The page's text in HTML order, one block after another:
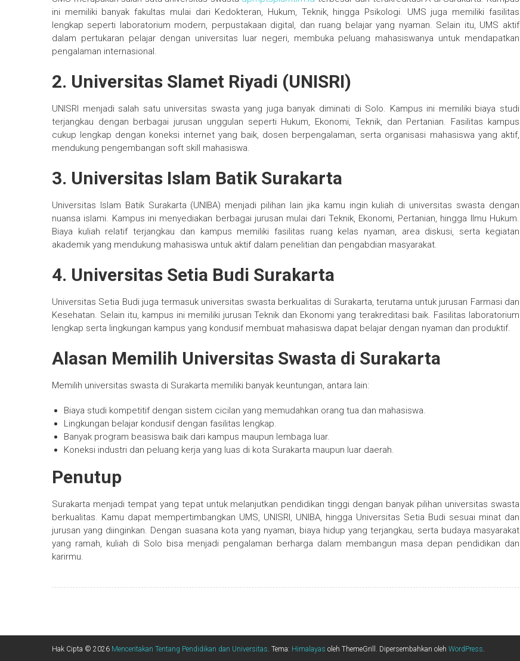
ini memiliki banyak fakultas mulai dari Kedokteran, Hukum, Teknik, hingga Psikologi. UMS juga memiliki fasilitas
lengkap seperti laboratorium modern, perpustakaan digital, dan ruang belajar yang nyaman. Selain itu, UMS aktif
dalam pertukaran pelajar dengan universitas luar negeri, membuka peluang mahasiswanya untuk mendapatkan
pengalaman internasional.
2. Universitas Slamet Riyadi (UNISRI)
UNISRI menjadi salah satu universitas swasta yang juga banyak diminati di Solo. Kampus ini memiliki biaya studi
terjangkau dengan berbagai jurusan unggulan seperti Hukum, Ekonomi, Teknik, dan Pertanian. Fasilitas kampus
cukup lengkap dengan koneksi internet yang baik, dosen berpengalaman, serta organisasi mahasiswa yang aktif,
mendukung pengembangan soft skill mahasiswa.
3. Universitas Islam Batik Surakarta
Universitas Islam Batik Surakarta (UNIBA) menjadi pilihan lain jika kamu ingin kuliah di universitas swasta dengan
nuansa islami. Kampus ini menyediakan berbagai jurusan mulai dari Teknik, Ekonomi, Pertanian, hingga Ilmu Hukum.
Biaya kuliah relatif terjangkau dan kampus memiliki fasilitas ruang kelas nyaman, area diskusi, serta kegiatan
akademik yang mendukung mahasiswa untuk aktif dalam penelitian dan pengabdian masyarakat.
4. Universitas Setia Budi Surakarta
Universitas Setia Budi juga termasuk universitas swasta berkualitas di Surakarta, terutama untuk jurusan Farmasi dan
Kesehatan. Selain itu, kampus ini memiliki jurusan Teknik dan Ekonomi yang terakreditasi baik. Fasilitas laboratorium
lengkap serta lingkungan kampus yang kondusif membuat mahasiswa dapat belajar dengan nyaman dan produktif.
Alasan Memilih Universitas Swasta di Surakarta
Memilih universitas swasta di Surakarta memiliki banyak keuntungan, antara lain:
Biaya studi kompetitif dengan sistem cicilan yang memudahkan orang tua dan mahasiswa.
Lingkungan belajar kondusif dengan fasilitas lengkap.
Banyak program beasiswa baik dari kampus maupun lembaga luar.
Koneksi industri dan peluang kerja yang luas di kota Surakarta maupun luar daerah.
Penutup
Surakarta menjadi tempat yang tepat untuk melanjutkan pendidikan tinggi dengan banyak pilihan universitas swasta
berkualitas. Kamu dapat mempertimbangkan UMS, UNISRI, UNIBA, hingga Universitas Setia Budi sesuai minat dan
jurusan yang diinginkan. Dengan suasana kota yang nyaman, biaya hidup yang terjangkau, serta budaya masyarakat
yang ramah, kuliah di Solo bisa menjadi pengalaman berharga dalam membangun masa depan pendidikan dan
karirmu.
Hak Cipta © 2026 Menceritakan Tentang Pendidikan dan Universitas. Tema: Himalayas oleh ThemeGrill. Dipersembahkan oleh WordPress.